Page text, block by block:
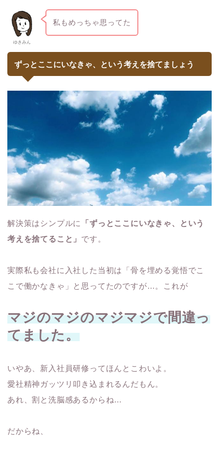
ゆきみん
私もめっちゃ思ってた
ずっとここにいなきゃ、という考えを捨てましょう
解決策はシンプルに
「ずっとここにいなきゃ、という
考えを捨てること」 です。
実際私も会社に入社した当初は「骨を埋める覚悟でこ
こで働かなきゃ」と思ってたのですが…。これが
マジのマジのマジマジで間違っ
てました。
いやあ、新入社員研修ってほんとこわいよ。
愛社精神ガッツリ叩き込まれるんだもん。
あれ、割と洗脳感あるからね…
だからね、